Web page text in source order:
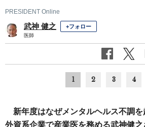
PRESIDENT Online
武神 健之 +フォロー
医師
1 2 3 4
新年度はなぜメンタルヘルス不調を
外資系企業で産業医を務める武神健